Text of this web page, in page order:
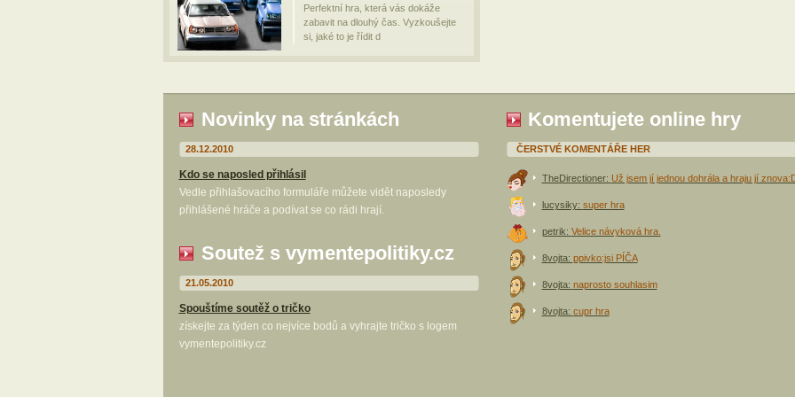
Perfektní hra, která vás dokáže
zabavit na dlouhý čas. Vyzkoušejte
si, jaké to je řídit d
Novinky na stránkách
28.12.2010
Kdo se naposled přihlásil
Vedle přihlašovacího formuláře můžete vidět naposledy
přihlášené hráče a podívat se co rádi hrají.
Soutež s vymentepolitiky.cz
21.05.2010
Spouštíme soutěž o tričko
získejte za týden co nejvíce bodů a vyhrajte tričko s logem
vymentepolitiky.cz
Komentujete online hry
ČERSTVÉ KOMENTÁŘE HER
TheDirectioner: Už jsem jí jednou dohrála a hraju jí
lucysiky: super hra
petrik: Velice návyková hra.
8vojta: ppivko:jsi PÍČA
8vojta: naprosto souhlasim
8vojta: cupr hra